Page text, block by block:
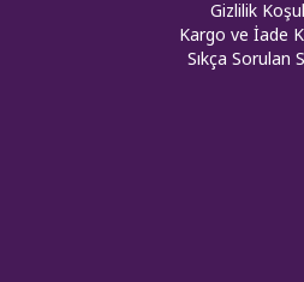
Gizlilik
Kargo ve İade
Sıkça Sorulan